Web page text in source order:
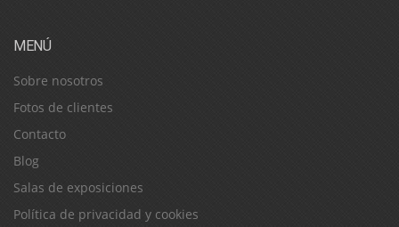
MENÚ
Sobre nosotros
Fotos de clientes
Contacto
Blog
Salas de exposiciones
Política de privacidad y cookies